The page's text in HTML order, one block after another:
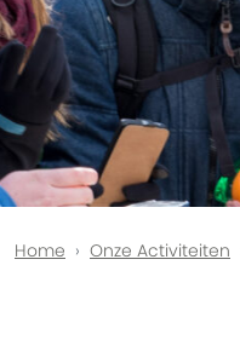
Home Onze Activiteiten